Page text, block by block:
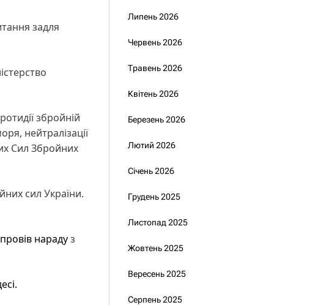
задля
збройній
нейтралізації
Сил Збройних
сил України.
провів нарадуз
Липень 2026
Червень 2026
Травень 2026
Квітень 2026
Березень 2026
Лютий 2026
Січень 2026
Грудень 2025
Листопад 2025
Жовтень 2025
Вересень 2025
Серпень 2025